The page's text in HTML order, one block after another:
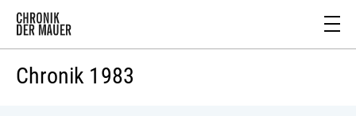
Chronik 1983